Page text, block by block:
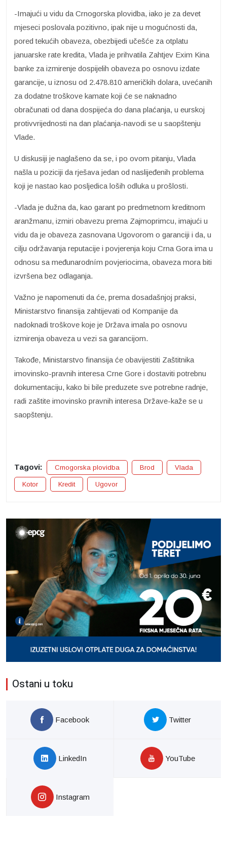
-Imajući u vidu da Crnogorska plovidba, iako je za devet
mjeseci poslovala pozitivno, ipak nije u mogućnosti da,
pored tekućih obaveza, obezbijedi učešće za otplatu
januarske rate kredita, Vlada je prihvatila Zahtjev Exim Kina
banke za izmirenje dospijelih obaveza po osnovu izdate
garancije, u iznosu od 2.478.810 američkih dolara, uvećanih
za dodatne troškove kamate koji će se naknadno
obračunati od dana dospijeća do dana plaćanja, u eurskoj
protivvrijednosti na dan plaćanja-navodi se u saopštenju
Vlade.
U diskusiji je naglašeno da se, i po ovom pitanju, Vlada
našla u poziciji da rješava jedan od naslijeđenih problema
koji je nastao kao posljedica loših odluka u prošlosti.
-Vlada je dužna da, kao garant po predmetnom kreditnom
aranžmanu, izmiri obavezu prema Zajmoprimcu, imajući u
vidu da je obaveza zasnovana Ugovorom o garanciji i da, u
cilju održavanja reputacije i povjerenja koju Crna Gora ima u
odnosu sa međunarodním povjeriocima, obaveza mora biti
izvršena bez odlaganja.
Važno je napomenuti da će, prema dosadašnjoj praksi,
Ministarstvo finansija zahtijevati od Kompanije da
nadoknadi troškove koje je Država imala po osnovu
izmirenja obaveza u vezi sa garancijom.
Takođe, Ministarstvo finansija će obavijestiti Zaštitnika
imovinsko-pravnih interesa Crne Gore i dostaviti potrebnu
dokumentaciju, kako bi bile preduzete sve potrebne radnje,
radi zaštite imovinsko pravnih interesa Države-kaže se u
saopštenju.
Tagovi: Crnogorska plovidba Brod Vlada
Kotor Kredit Ugovor
Ostani u toku
Facebook Twitter
LinkedIn YouTube
Instagram